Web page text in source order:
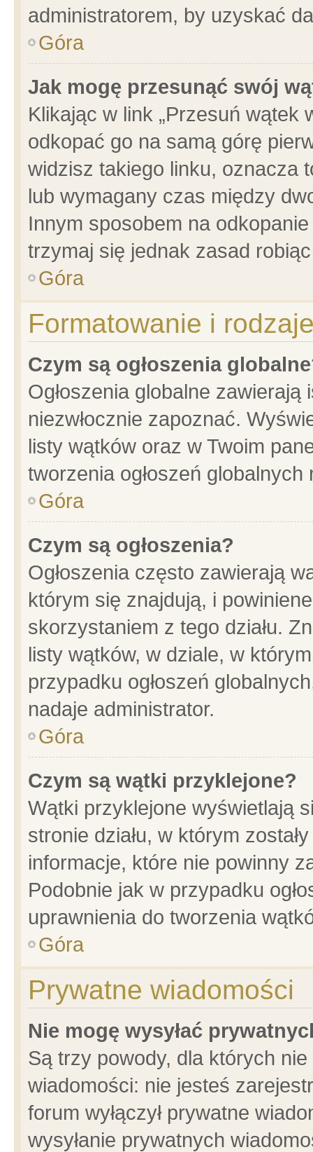
administratorem, by uzyskać
Góra
Jak mogę przesunąć swój
Klikając w link „Przesuń wątek
odkopać go na samą górę
widzisz takiego linku, oznacza
lub wymagany czas między
Innym sposobem na
trzymaj się jednak zasad
Góra
Formatowanie i
Czym są ogłoszenia
Ogłoszenia globalne
niezwłocznie zapoznać.
listy wątków oraz w Twoim
tworzenia ogłoszeń
Góra
Czym są ogłoszenia?
Ogłoszenia często zawierają
którym się znajdują, i
skorzystaniem z tego działu.
listy wątków, w dziale, w
przypadku ogłoszeń
nadaje administrator.
Góra
Czym są wątki przyklejone?
Wątki przyklejone wyświetlają
stronie działu, w którym
informacje, które nie powinny
Podobnie jak w przypadku
uprawnienia do tworzenia
Góra
Prywatne wiadomości
Nie mogę wysyłać
Są trzy powody, dla których
wiadomości: nie jesteś
forum wyłączył prywatne
wysyłanie prywatnych